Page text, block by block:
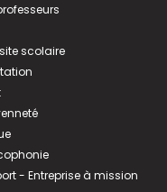
scolaire
- Entreprise à mission